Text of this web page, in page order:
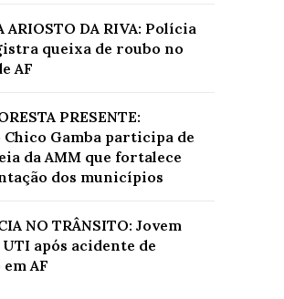
ARIOSTO DA RIVA: Polícia
queixa de roubo no
AF
PRESENTE:
Gamba participa de
da AMM que fortalece
dos municípios
NO TRÂNSITO: Jovem
após acidente de
AF